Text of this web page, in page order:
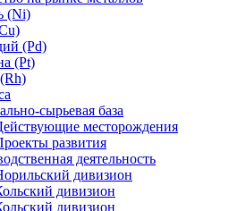
(Ni)
(Pd)
(Pt)
сырьевая база
месторождения
развития
деятельность
дивизион
дивизион
дивизион